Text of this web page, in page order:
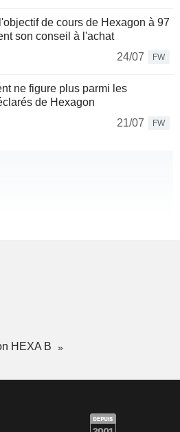
de cours de Hexagon à 97
son conseil à l'achat
24/07
FW
ne figure plus parmi les
de Hexagon
21/07
FW
HEXA B